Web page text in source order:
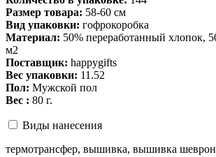
Размер товара: 58-60 см
Вид упаковки: гофрокоробка
Материал: 50% переработанный хлопок,
м2
Поставщик: happygifts
Вес упаковки: 11.52
Пол: Мужской пол
Вес : 80 г.
Виды нанесения
термотрансфер, вышивка, вышивка